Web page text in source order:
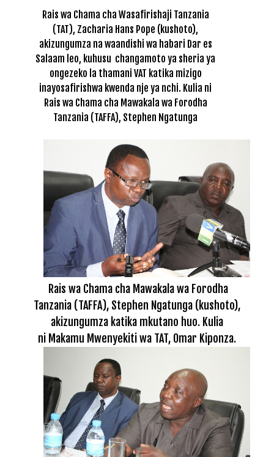
Rais wa Chama cha Wasafirishaji Tanzania
(TAT), Zacharia Hans Pope (kushoto),
akizungumza na waandishi wa habari Dar es
Salaam leo, kuhusu changamoto ya sheria ya
ongezeko la thamani VAT katika mizigo
inayosafirishwa kwenda nje ya nchi. Kulia ni
Rais wa Chama cha Mawakala wa Forodha
Tanzania (TAFFA), Stephen Ngatunga
Rais wa Chama cha Mawakala wa Forodha
Tanzania (TAFFA), Stephen Ngatunga (kushoto),
akizungumza katika mkutano huo. Kulia
ni Makamu Mwenyekiti wa TAT, Omar Kiponza.